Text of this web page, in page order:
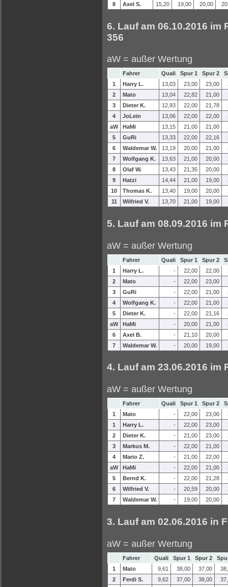
8
Axel S. 15,20 19,00 20,00
6. Lauf am 06.10.2016
356
aW = außer Wertung
Fahrer Quali Spur 1 Spur 2
1
Harry L. 13,03 23,00 23,00
2
Mato 13,04 22,82 21,00
3
Dieter K. 12,93 22,00 21,78
4
JoLein 13,06 22,00 22,00
aW
HaMi 13,15 21,00 21,00
5
GuRi 13,33 22,00 22,16
6
Waldemar W. 13,19 20,00 21,00
7
Wolfgang K. 13,63 21,00 20,00
8
Olaf W. 13,43 21,35 20,00
9
Hatzi 14,44 21,00 19,00
10
Thomas K. 13,40 19,00 20,00
11
Wilfried V. 13,70 21,00 19,00
5. Lauf am 08.09.2016 im
aW = außer Wertung
Fahrer Quali Spur 1 Spur 2
1
Harry L. - 22,00 22,00
2
Mato - 22,00 23,00
3
GuRi - 22,00 21,00
4
Wolfgang K. - 22,00 21,00
5
Dieter K. - 22,00 21,16
aW
HaMi - 20,00 21,00
6
Axel B. - 21,10 20,00
7
Waldemar W. - 20,00 19,00
4. Lauf am 23.06.2016 im
aW = außer Wertung
Fahrer Quali Spur 1 Spur 2
1
Mato - 22,00 23,00
1
Harry L. - 22,00 23,00
2
Dieter K. - 21,00 23,00
3
Markus M. - 22,00 21,00
4
Mario Z. - 21,00 22,00
aW
HaMi - 22,00 21,00
5
Bernd K. - 22,00 21,28
6
Wilfried V. - 20,59 20,00
7
Waldemar W. - 19,00 20,00
3. Lauf am 02.06.2016 in
aW = außer Wertung
Fahrer Quali Spur 1 Spur 2
1
Mato 9,61 38,00 37,00
2
Ferdi S. 9,62 37,00 38,00